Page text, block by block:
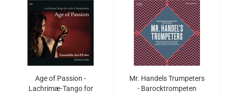
Age of Passion -
Lachrimæ-Tango for
Mr. Handels Trumpeters
- Barocktrompeten